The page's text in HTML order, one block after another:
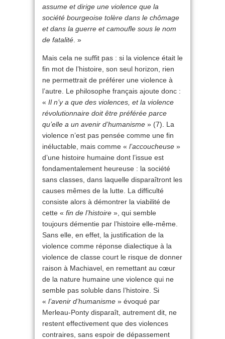
assume et dirige une violence que la
société bourgeoise tolère dans le chômage
et dans la guerre et camoufle sous le nom
de fatalité . »
Mais cela ne suffit pas : si la violence était le
fin mot de l’histoire, son seul horizon, rien
ne permettrait de préférer une violence à
l’autre. Le philosophe français ajoute donc :
« Il n’y a que des violences, et la violence
révolutionnaire doit être préférée parce
qu’elle a un avenir d’humanisme » (7). La
violence n’est pas pensée comme une fin
inéluctable, mais comme « l’accoucheuse »
d’une histoire humaine dont l’issue est
fondamentalement heureuse : la société
sans classes, dans laquelle disparaîtront les
causes mêmes de la lutte. La difficulté
consiste alors à démontrer la viabilité de
cette « fin de l’histoire », qui semble
toujours démentie par l’histoire elle-même.
Sans elle, en effet, la justification de la
violence comme réponse dialectique à la
violence de classe court le risque de donner
raison à Machiavel, en remettant au cœur
de la nature humaine une violence qui ne
semble pas soluble dans l’histoire. Si
« l’avenir d’humanisme » évoqué par
Merleau-Ponty disparaît, autrement dit, ne
restent effectivement que des violences
contraires, sans espoir de dépassement